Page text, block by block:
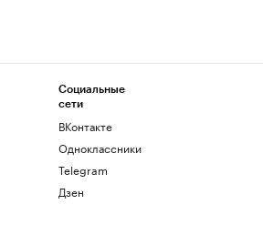
Социальные
сети
ВКонтакте
Одноклассники
Telegram
Дзен